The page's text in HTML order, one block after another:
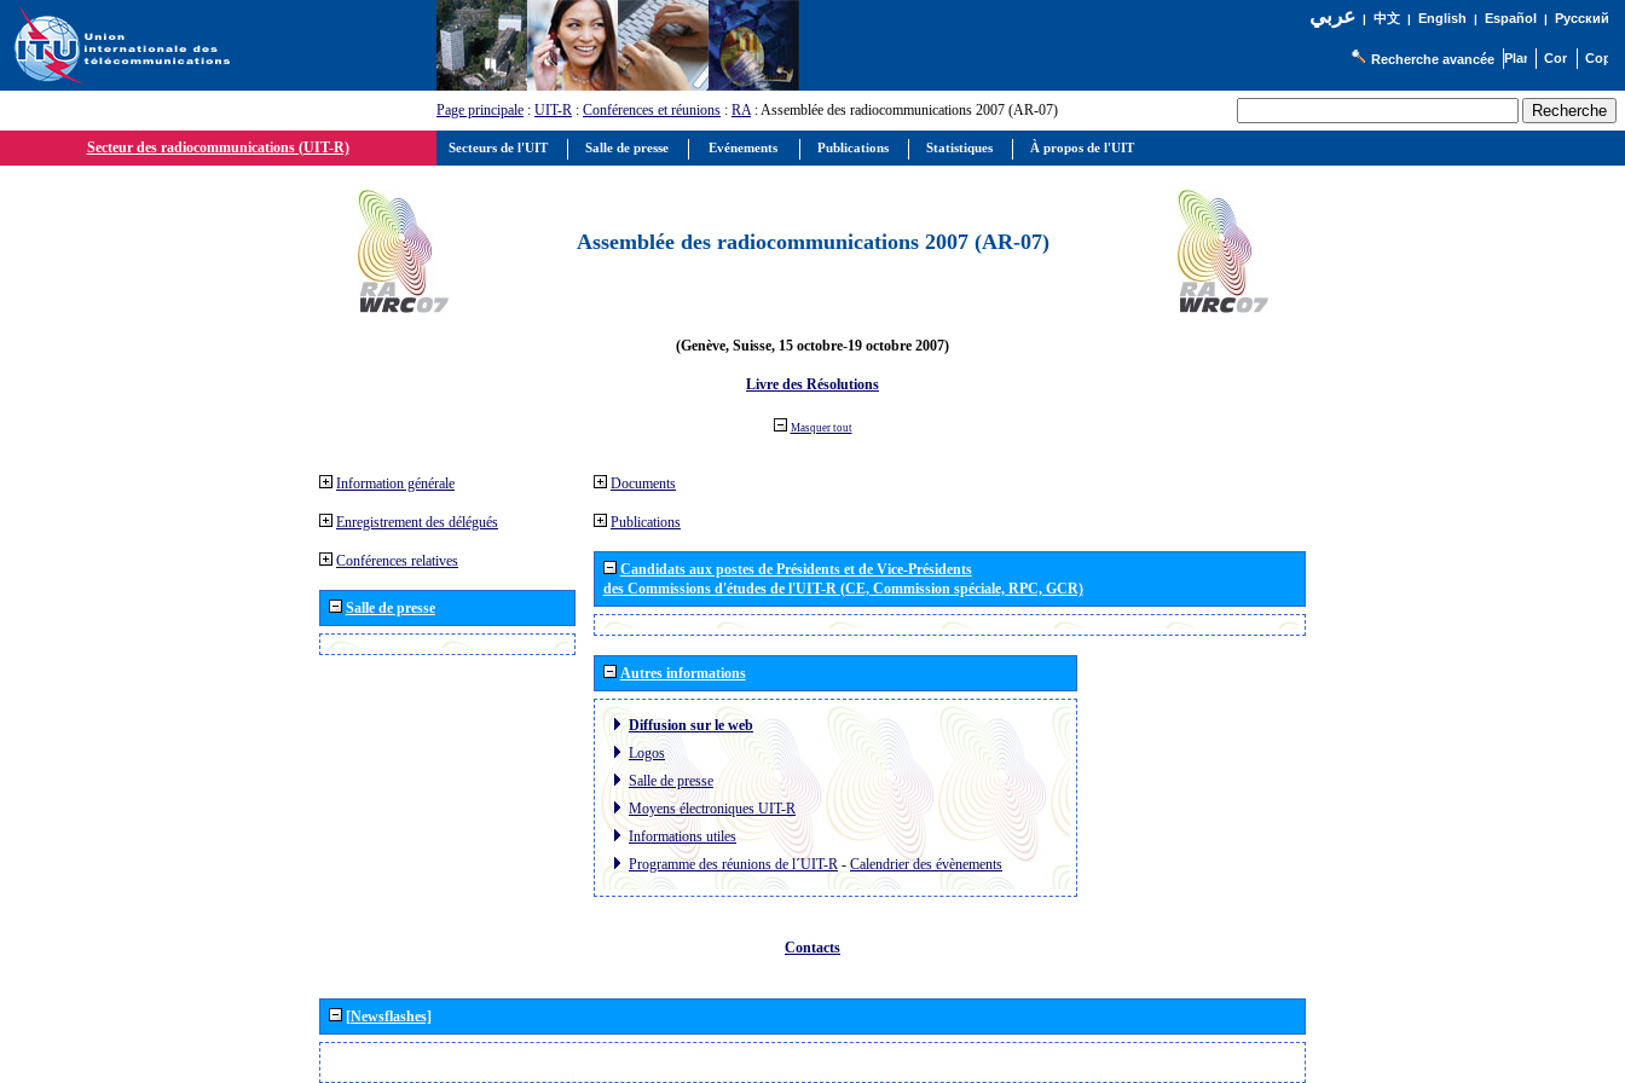
عربي| 中文| English | Español | Русский
Recherche avancée
Page principale : UIT-R : Conférences et réunions : RA: Assemblée des radiocommunications 2007 (AR-07)
Secteur des radiocommunications (UIT-R)
Assemblée des radiocommunications 2007 (AR-07)
(Genève, Suisse, 15 octobre-19 octobre 2007)
Livre des Résolutions
Masquer tout
Information générale
Enregistrement des délégués
Conférences relatives
Salle de presse
Documents
Publications
Candidats aux postes de Présidents et de Vice-Présidents
des Commissions d'études de l'UIT-R (CE, Commission spéciale, RPC, GCR)
Autres informations
Diffusion sur le web
Logos
Salle de presse
Moyens électroniques UIT-R
Informations utiles
Programme des réunions de l´UIT-R- Calendrier des évènements
Contacts
[Newsflashes]
Secteurs de l'UIT Salle de presse Evénements Publications Statistiques À propos de l'UIT